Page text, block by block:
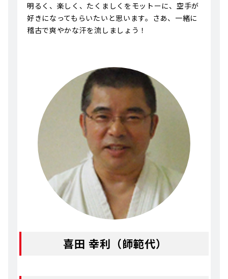
明るく、楽しく、たくましくをモットーに、空手が
好きになってもらいたいと思います。さあ、一緒に
稽古で爽やかな汗を流しましょう！
喜田 幸利（師範代）